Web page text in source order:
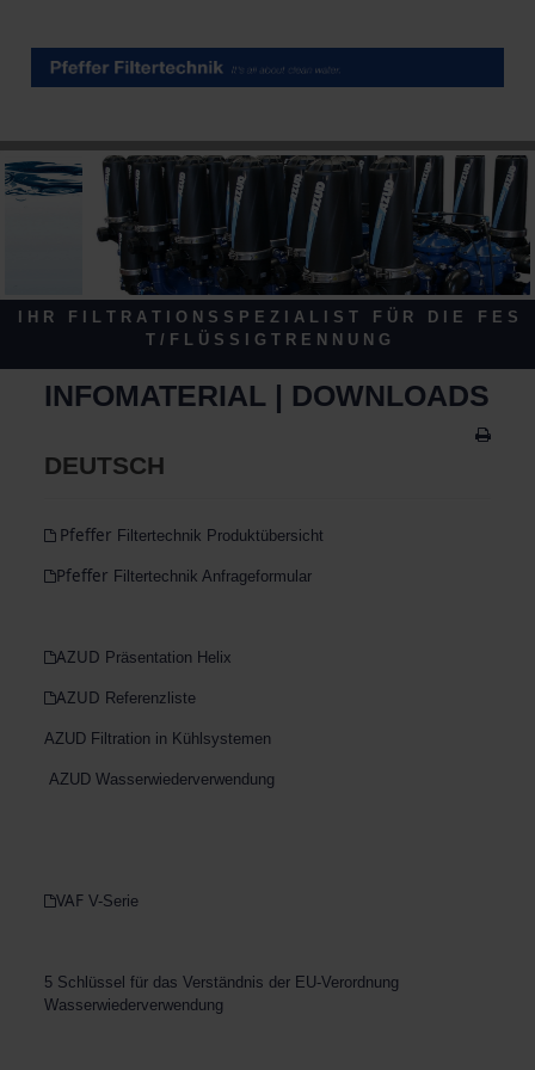
I H R F I L T R A T I O N S S P E Z I A L I S T F Ü R D I E F E S
T / F L Ü S S I G T R E N N U N G
INFOMATERIAL | DOWNLOADS
DEUTSCH
Pfeffer Filtertechnik Produktübersicht
Pfeffer Filtertechnik Anfrageformular
AZUD Präsentation Helix
AZUD Referenzliste
AZUD Filtration in Kühlsystemen
AZUD Wasserwiederverwendung
VAFV-Serie
5 Schlüssel für das Verständnis der EU-Verordnung
Wasserwiederverwendung